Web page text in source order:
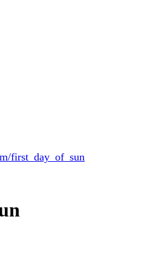
first_day_of_sun